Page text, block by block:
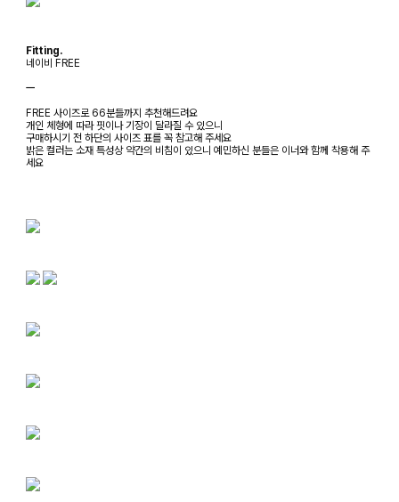
Fitting.
네이비 FREE
ㅡ
FREE 사이즈로 66분들까지 추천해드려요
개인 체형에 따라 핏이나 기장이 달라질 수 있으니
구매하시기 전 하단의 사이즈 표를 꼭 참고해 주세요
밝은 컬러는 소재 특성상 약간의 비침이 있으니 예민하신 분들은 이너와 함께 착용해 주
세요